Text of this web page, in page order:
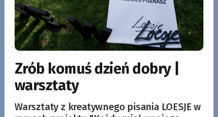
Zrób komuś dzień dobry |
warsztaty
Warsztaty z kreatywnego pisania LOESJE w